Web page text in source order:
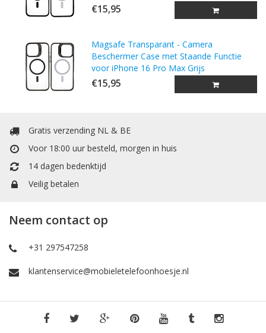
€15,95
Magsafe Transparant - Camera
Beschermer Case met Staande Functie
voor iPhone 16 Pro Max Grijs
€15,95
Gratis verzending NL & BE
Voor 18:00 uur besteld, morgen in huis
14 dagen bedenktijd
Veilig betalen
Neem contact op
+31 297547258
klantenservice@mobieletelefoonhoesje.nl